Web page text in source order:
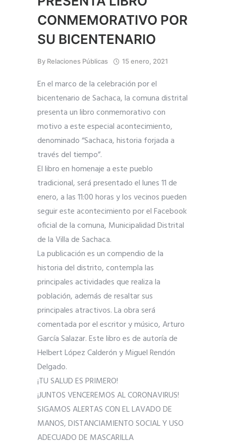
CONMEMORATIVO POR
SU BICENTENARIO
By Relaciones Públicas 15 enero, 2021
En el marco de la celebración por el
bicentenario de Sachaca, la comuna distrital
presenta un libro conmemorativo con
motivo a este especial acontecimiento,
denominado “Sachaca, historia forjada a
través del tiempo”.
El libro en homenaje a este pueblo
tradicional, será presentado el lunes 11 de
enero, a las 11:00 horas y los vecinos pueden
seguir este acontecimiento por el Facebook
oficial de la comuna, Municipalidad Distrital
de la Villa de Sachaca.
La publicación es un compendio de la
historia del distrito, contempla las
principales actividades que realiza la
población, además de resaltar sus
principales atractivos. La obra será
comentada por el escritor y músico, Arturo
García Salazar. Este libro es de autoría de
Helbert López Calderón y Miguel Rendón
Delgado.
¡TU SALUD ES PRIMERO!
¡JUNTOS VENCEREMOS AL CORONAVIRUS!
SIGAMOS ALERTAS CON EL LAVADO DE
MANOS, DISTANCIAMIENTO SOCIAL Y USO
ADECUADO DE MASCARILLA